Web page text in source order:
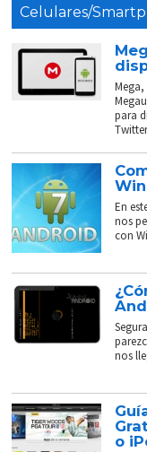
Celulares/
para
En
nos
con
nos
o